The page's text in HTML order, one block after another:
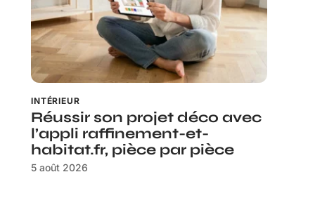
INTÉRIEUR
Réussir son projet déco avec
l’appli raffinement-et-
habitat.fr, pièce par pièce
5 août 2026